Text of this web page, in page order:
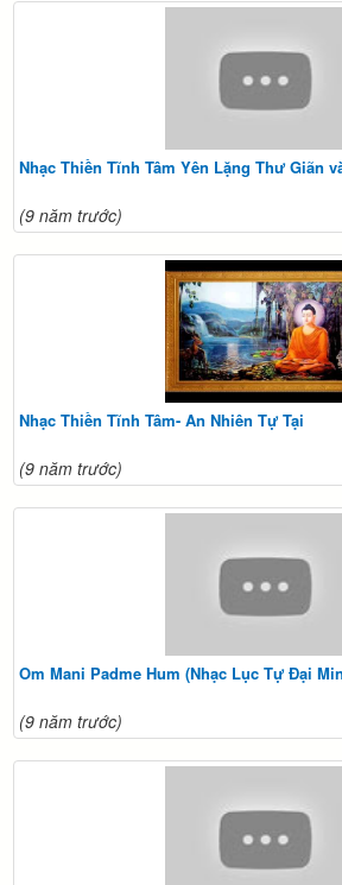
Nhạc Thiền Tĩnh Tâm Yên Lặng Thư Giãn
(9 năm trước)
Nhạc Thiền Tĩnh Tâm- An Nhiên Tự Tại
(9 năm trước)
Om Mani Padme Hum (Nhạc Lục Tự Đại
(9 năm trước)